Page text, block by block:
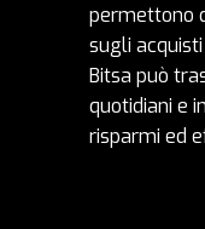
permettono
sugli
Bitsa può
quotidiani e
risparmi ed